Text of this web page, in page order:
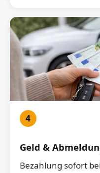
4
Geld &
Bezahlung sofort